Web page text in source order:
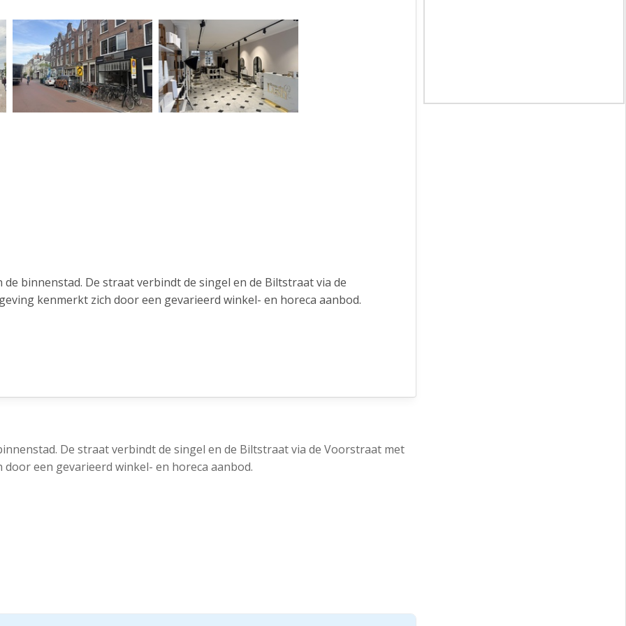
binnenstad. De straat verbindt de singel en de Biltstraat via de
kenmerkt zich door een gevarieerd winkel- en horeca aanbod.
staat voorzien van o.a.:
De straat verbindt de singel en de Biltstraat via de Voorstraat met
een gevarieerd winkel- en horeca aanbod.